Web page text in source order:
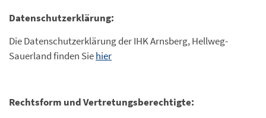
Datenschutzerklärung:
Die Datenschutzerklärung der IHK Arnsberg, Hellweg-
Sauerland finden Siehier
Rechtsform und Vertretungsberechtigte: